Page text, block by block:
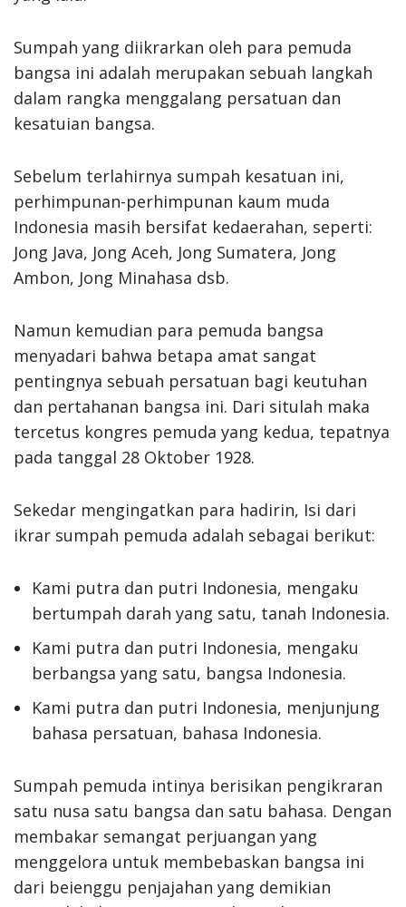
Sumpah yang diikrarkan oleh para pemuda
bangsa ini adalah merupakan sebuah langkah
dalam rangka menggalang persatuan dan
kesatuian bangsa.
Sebelum terlahirnya sumpah kesatuan ini,
perhimpunan-perhimpunan kaum muda
Indonesia masih bersifat kedaerahan, seperti:
Jong Java, Jong Aceh, Jong Sumatera, Jong
Ambon, Jong Minahasa dsb.
Namun kemudian para pemuda bangsa
menyadari bahwa betapa amat sangat
pentingnya sebuah persatuan bagi keutuhan
dan pertahanan bangsa ini. Dari situlah maka
tercetus kongres pemuda yang kedua, tepatnya
pada tanggal 28 Oktober 1928.
Sekedar mengingatkan para hadirin, Isi dari
ikrar sumpah pemuda adalah sebagai berikut:
Kami putra dan putri Indonesia, mengaku
bertumpah darah yang satu, tanah Indonesia.
Kami putra dan putri Indonesia, mengaku
berbangsa yang satu, bangsa Indonesia.
Kami putra dan putri Indonesia, menjunjung
bahasa persatuan, bahasa Indonesia.
Sumpah pemuda intinya berisikan pengikraran
satu nusa satu bangsa dan satu bahasa. Dengan
membakar semangat perjuangan yang
menggelora untuk membebaskan bangsa ini
dari beienggu penjajahan yang demikian